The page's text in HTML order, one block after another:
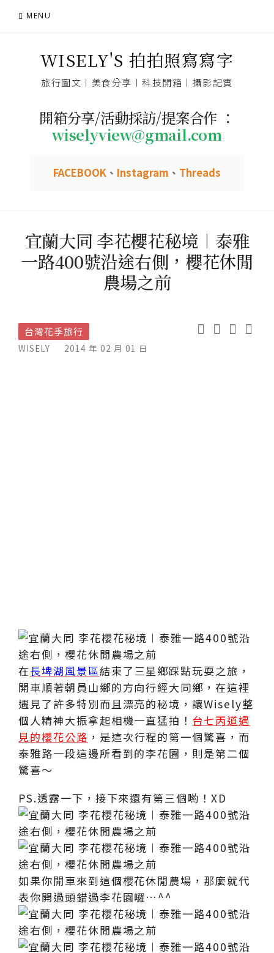
MENU
WISELY'S 拍拍照寫寫字
旅行圖文︱美食分享︱科技開箱︱攝影記實
開箱分享/活動採訪/提案合作 ：
wiselyview@gmail.com
FACEBOOK 、 Instagram 、 Threads
宜蘭大同 李花櫻花秘境︱泰雅
一路400號沿途右側，櫻花休閒
農場之前
台灣花季旅行
WISELY 2014 年 02 月 01 日
在長埤湖風景區結束了三星鄉踩點玩耍之旅，
開車順著朝員山鄉的方向行經大同鄉，在這裡
遇見了許多特別而且漂亮的秘境，讓Wisely整
個人精神大振拿起相機一直猛拍！ 台七丙道遇
見的櫻花公路 ，是這次行程的第一個驚喜，而
泰雅路一段這邊所看到的李花園，則是第二個
驚喜～
PS.透露一下，接下來還有第三個喲！XD
如果你開車來到這個櫻花休閒農場，那麼就代
表你開過頭錯過李花園囉…^^